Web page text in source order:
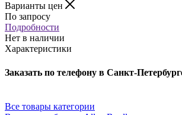
Варианты цен
По запросу
Подробности
Нет в наличии
Характеристики
Заказать по телефону в Санкт-
Все товары категории